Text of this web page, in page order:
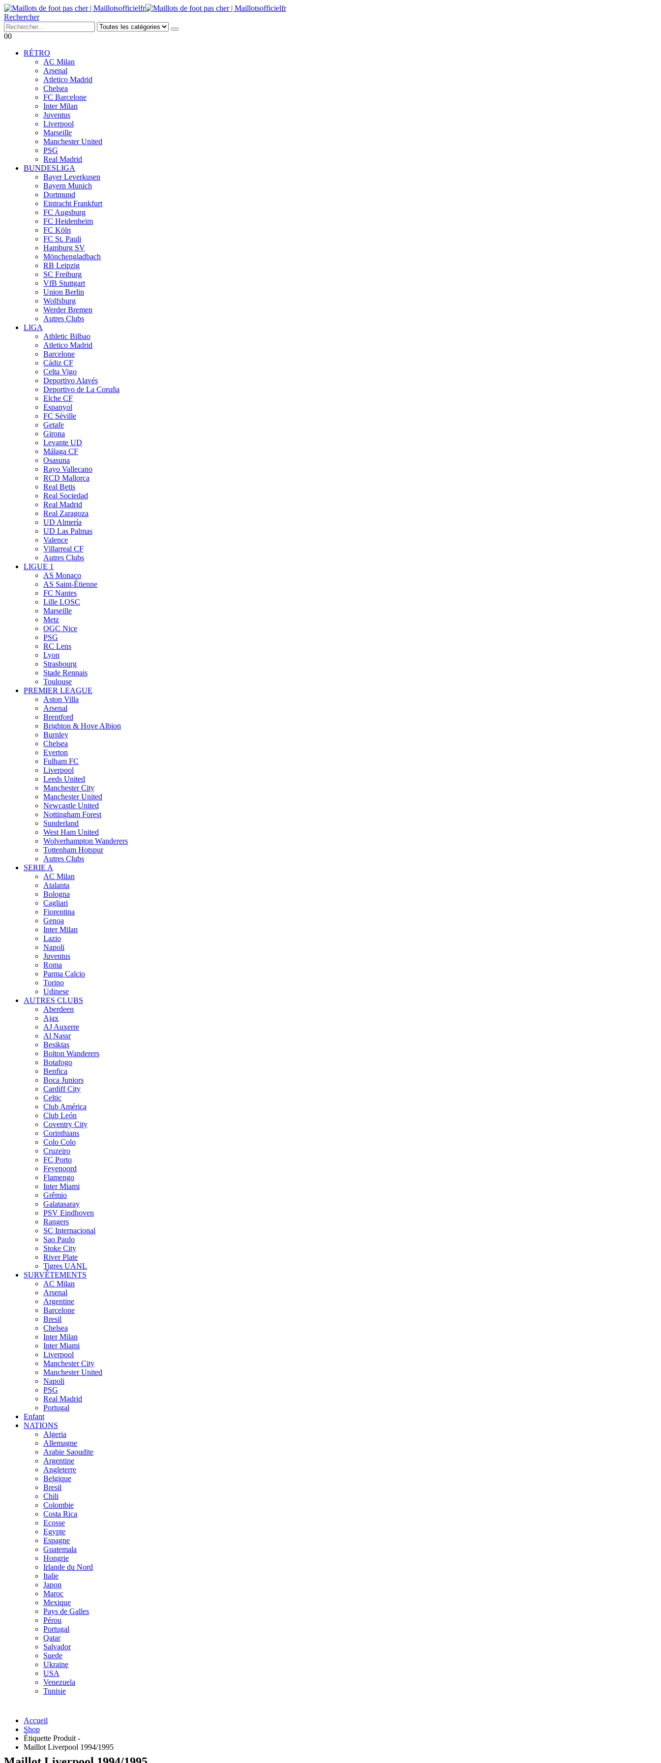
Rechercher
00
RÉTRO
AC Milan
Arsenal
Atletico Madrid
Chelsea
FC Barcelone
Inter Milan
Juventus
Liverpool
Marseille
Manchester United
PSG
Real Madrid
BUNDESLIGA
Bayer Leverkusen
Bayern Munich
Dortmund
Eintracht Frankfurt
FC Augsburg
FC Heidenheim
FC Köln
FC St. Pauli
Hamburg SV
Mönchengladbach
RB Leipzig
SC Freiburg
VfB Stuttgart
Union Berlin
Wolfsburg
Werder Bremen
Autres Clubs
LIGA
Athletic Bilbao
Atletico Madrid
Barcelone
Cádiz CF
Celta Vigo
Deportivo Alavés
Deportivo de La Coruña
Elche CF
Espanyol
FC Séville
Getafe
Girona
Levante UD
Málaga CF
Osasuna
Rayo Vallecano
RCD Mallorca
Real Betis
Real Sociedad
Real Madrid
Real Zaragoza
UD Almería
UD Las Palmas
Valence
Villarreal CF
Autres Clubs
LIGUE 1
AS Monaco
AS Saint-Étienne
FC Nantes
Lille LOSC
Marseille
Metz
OGC Nice
PSG
RC Lens
Lyon
Strasbourg
Stade Rennais
Toulouse
PREMIER LEAGUE
Aston Villa
Arsenal
Brentford
Brighton & Hove Albion
Burnley
Chelsea
Everton
Fulham FC
Liverpool
Leeds United
Manchester City
Manchester United
Newcastle United
Nottingham Forest
Sunderland
West Ham United
Wolverhampton Wanderers
Tottenham Hotspur
Autres Clubs
SERIE A
AC Milan
Atalanta
Bologna
Cagliari
Fiorentina
Genoa
Inter Milan
Lazio
Napoli
Juventus
Roma
Parma Calcio
Torino
Udinese
AUTRES CLUBS
Aberdeen
Ajax
AJ Auxerre
Al Nassr
Besiktas
Bolton Wanderers
Botafogo
Benfica
Boca Juniors
Cardiff City
Celtic
Club América
Club León
Coventry City
Corinthians
Colo Colo
Cruzeiro
FC Porto
Feyenoord
Flamengo
Inter Miami
Grêmio
Galatasaray
PSV Eindhoven
Rangers
SC Internacional
Sao Paulo
Stoke City
River Plate
Tigres UANL
SURVÊTEMENTS
AC Milan
Arsenal
Argentine
Barcelone
Bresil
Chelsea
Inter Milan
Inter Miami
Liverpool
Manchester City
Manchester United
Napoli
PSG
Real Madrid
Portugal
Enfant
NATIONS
Algeria
Allemagne
Arabie Saoudite
Argentine
Angleterre
Belgique
Bresil
Chili
Colombie
Costa Rica
Ecosse
Egypte
Espagne
Guatemala
Hongrie
Irlande du Nord
Italie
Japon
Maroc
Mexique
Pays de Galles
Pérou
Portugal
Qatar
Salvador
Suede
Ukraine
USA
Venezuela
Tunisie
Accueil
Shop
Étiquette Produit -
Maillot Liverpool 1994/1995